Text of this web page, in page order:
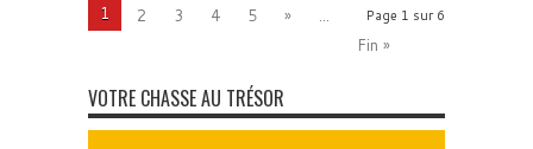
Page 1 sur 6
1 2 3 4 5 »
Fin »
VOTRE CHASSE AU TRÉSOR